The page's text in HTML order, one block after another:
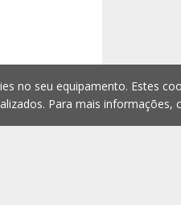
no seu equipamento. Estes
Para mais informações,